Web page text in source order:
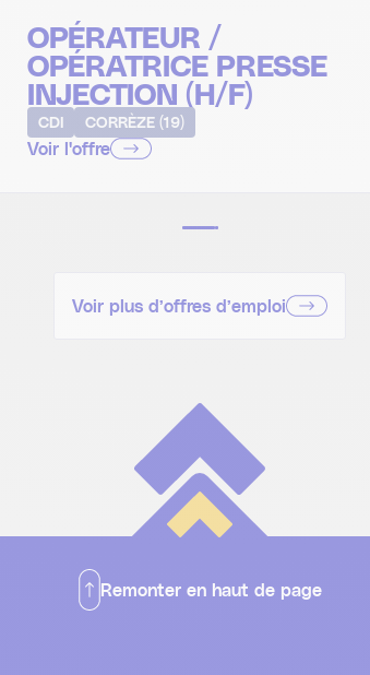
OPÉRATEUR /
OPÉRATRICE PRESSE
INJECTION (H/F)
CDI CORRÈZE (19)
Voir l'offre
Voir plus d’offres d’emploi
Remonter en haut de page